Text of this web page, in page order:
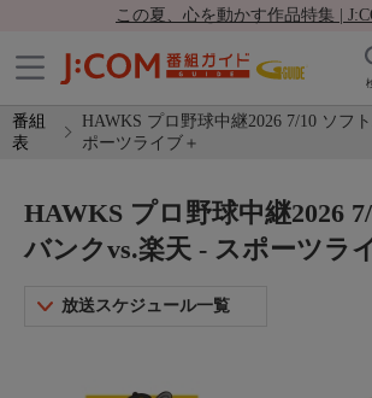
この夏、心を動かす作品特集 |
番組
表
HAWKS プロ野球中継2026 7/10 ソフ
ポーツライブ＋
HAWKS プロ野球中継2026
バンクvs.楽天 - スポーツラ
放送スケジュール一覧